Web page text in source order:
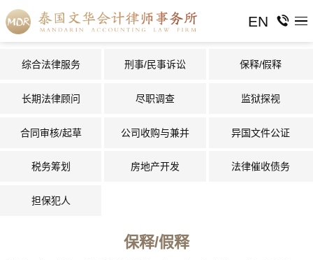
EN
综合法律服务 刑事/民事诉讼 保释/假释
长期法律顾问 尽职调查 监狱探视
合同审核/起草 公司收购与兼并 异国文件公证
税务筹划 房地产开发 法律催收债务
担保犯人
保释/假释